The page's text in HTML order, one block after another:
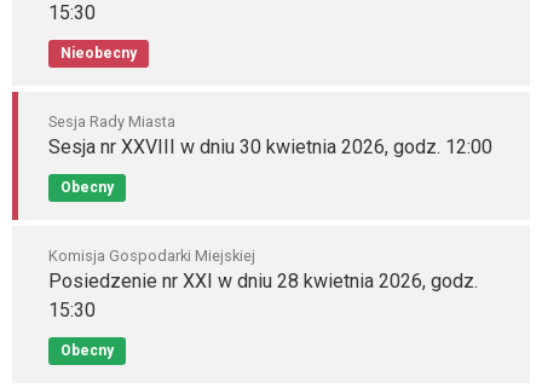
15:30
Nieobecny
Sesja Rady Miasta
Sesja nr XXVIII w dniu 30 kwietnia 2026, godz. 12:00
Obecny
Komisja Gospodarki Miejskiej
Posiedzenie nr XXI w dniu 28 kwietnia 2026, godz.
15:30
Obecny